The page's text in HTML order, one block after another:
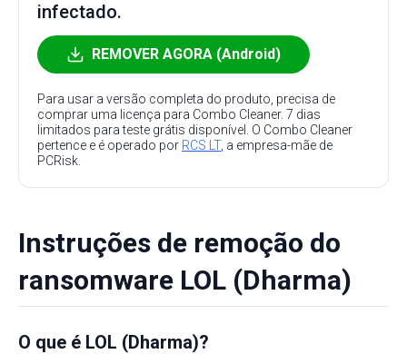
infectado.
REMOVER AGORA (Android)
Para usar a versão completa do produto, precisa de
comprar uma licença para Combo Cleaner. 7 dias
limitados para teste grátis disponível. O Combo Cleaner
pertence e é operado por RCS LT, a empresa-mãe de
PCRisk.
Instruções de remoção do
ransomware LOL (Dharma)
O que é LOL (Dharma)?